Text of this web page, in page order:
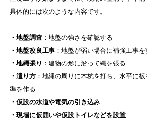
具体的には次のような内容です。
・地盤調査 ：地盤の強さを確認する
・地盤改良工事 ：地盤が弱い場合に補強工事を
・地縄張り ：建物の形に沿って縄を張る
・遣り方 ：地縄の周りに木杭を打ち、水平に
準を作る
・仮設の水道や電気の引き込み
・現場に仮囲いや仮設トイレなどを設置